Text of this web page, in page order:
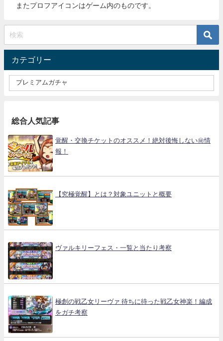
またプロフアイコンはゲーム内のものです。
カテゴリー
総合人気記事
覚醒・交換チケットのオススメ！絶対後悔しない㊙情
報！
【究極覚醒】とは？対象ユニットと概要
ヴァルキリーフェス・一覧と当たり考察
極創の戦乙女リーヴァ 待ちに待った戦乙女神楽！編成
をガチ考察